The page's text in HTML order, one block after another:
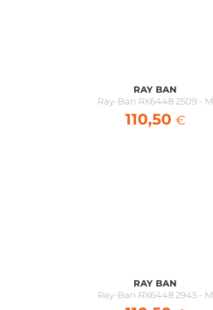
Ray-Ban RX6448 2502
RAY BAN
Ray-Ban RX6448 2509 - M
110,50 €
RAY BAN
Ray-Ban RX6448 2945 - M